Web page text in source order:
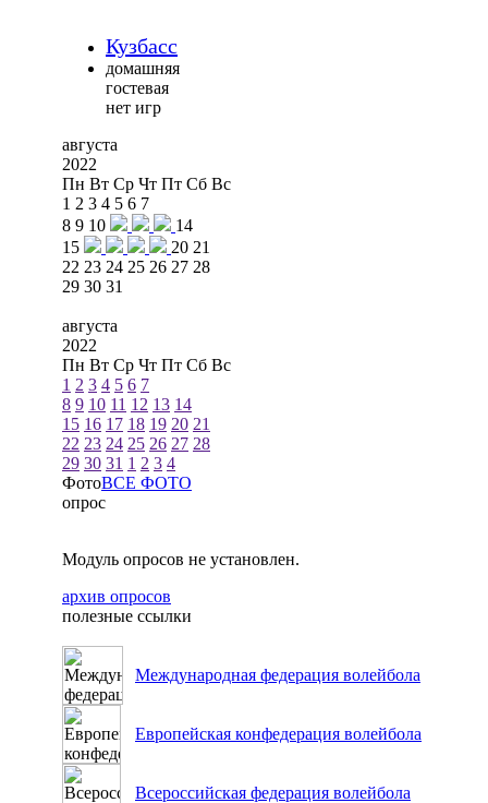
Кузбасс
домашняя
гостевая
нет игр
августа
2022
Пн Вт Ср Чт Пт Сб Вс
1 2 3 4 5 6 7
8 9 10
14
15
20 21
22 23 24 25 26 27 28
29 30 31
августа
2022
Пн Вт Ср Чт Пт Сб Вс
1 2 3 4 5 6 7
8 9 10 11 12 13 14
15 16 17 18 19 20 21
22 23 24 25 26 27 28
29 30 31 1 2 3 4
ФотоВСЕ ФОТО
опрос
Модуль опросов не установлен.
архив опросов
полезные ссылки
Международная федерация волейбола
Европейская конфедерация волейбола
Всероссийская федерация волейбола